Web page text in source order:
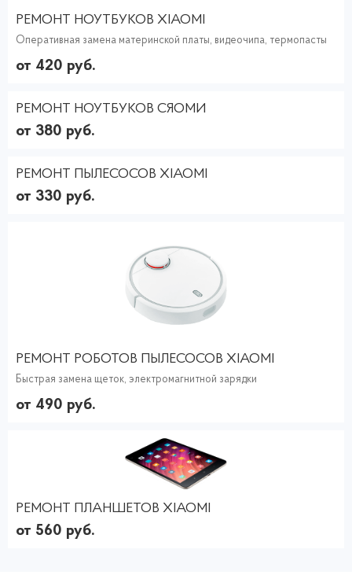
РЕМОНТ НОУТБУКОВ XIAOMI
Оперативная замена материнской платы, видеочипа, термопасты
от 420 руб.
РЕМОНТ НОУТБУКОВ СЯОМИ
от 380 руб.
РЕМОНТ ПЫЛЕСОСОВ XIAOMI
от 330 руб.
РЕМОНТ РОБОТОВ ПЫЛЕСОСОВ XIAOMI
Быстрая замена щеток, электромагнитной зарядки
от 490 руб.
РЕМОНТ ПЛАНШЕТОВ XIAOMI
от 560 руб.